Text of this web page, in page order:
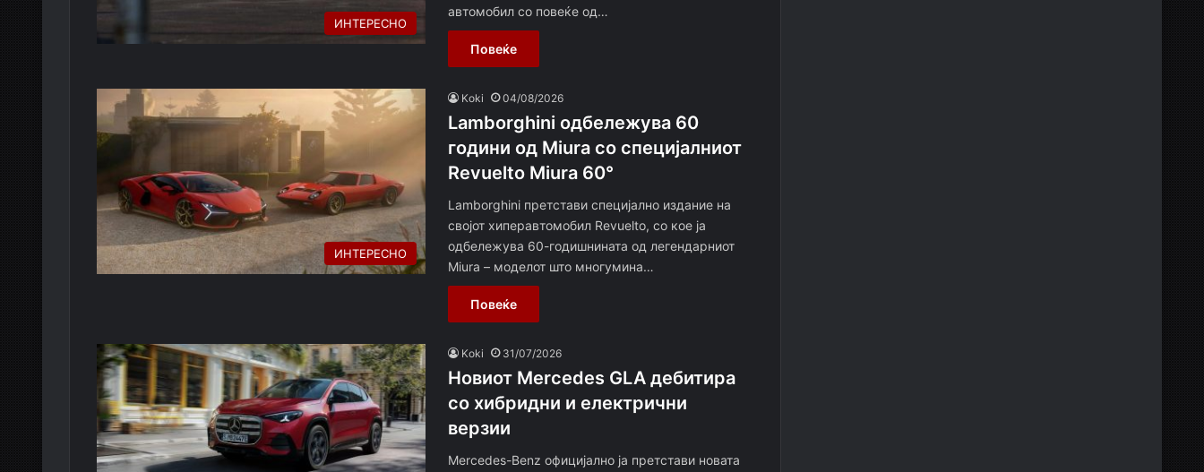
ИНТЕРЕСНО
автомобил со повеќе од…
Повеќе
ИНТЕРЕСНО
Koki 04/08/2026
Lamborghini одбележува 60
години од Miura со специјалниот
Revuelto Miura 60°
Lamborghini претстави специјално издание на
својот хиперавтомобил Revuelto, со кое ја
одбележува 60-годишнината од легендарниот
Miura – моделот што многумина…
Повеќе
Koki 31/07/2026
Новиот Mercedes GLA дебитира
со хибридни и електрични
верзии
Mercedes-Benz официјално ја претстави новата